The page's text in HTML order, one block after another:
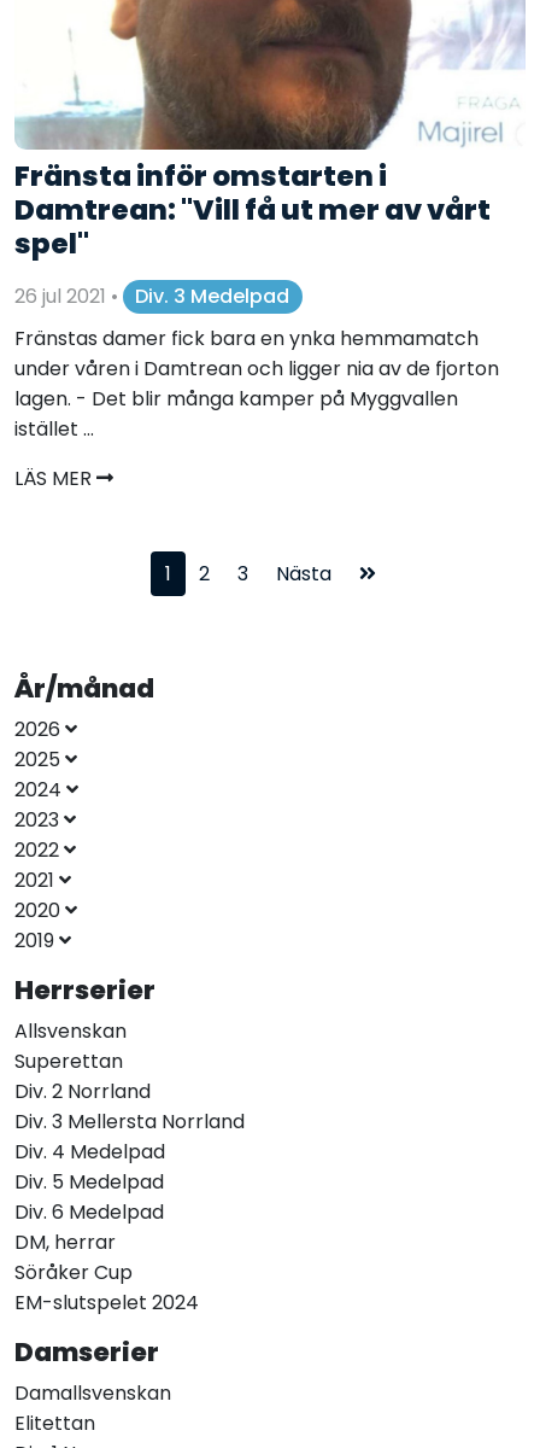
Fränsta inför omstarten i
Damtrean: "Vill få ut mer av vårt
spel"
26 jul 2021 •
Div. 3 Medelpad
Fränstas damer fick bara en ynka hemmamatch
under våren i Damtrean och ligger nia av de fjorton
lagen. - Det blir många kamper på Myggvallen
istället ...
LÄS MER
1 2 3 Nästa
År/månad
2026
2025
2024
2023
2022
2021
2020
2019
Herrserier
Allsvenskan
Superettan
Div. 2 Norrland
Div. 3 Mellersta Norrland
Div. 4 Medelpad
Div. 5 Medelpad
Div. 6 Medelpad
DM, herrar
Söråker Cup
EM-slutspelet 2024
Damserier
Damallsvenskan
Elitettan